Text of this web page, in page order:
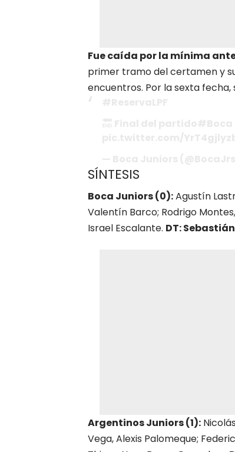
Fue caída por la mínima
primer tramo del certamen y
encuentros. Por la sexta fecha,
SÍNTESIS
Boca Juniors (0):Agustín
Valentín Barco; Rodrigo
Israel Escalante. DT:
Argentinos Juniors (1):
Vega, Alexis Palomeque;